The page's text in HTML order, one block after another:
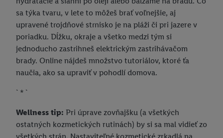
sa týka tvaru, v lete to môžeš brať voľnejšie, aj
upravené trojdňové strnisko je na pláži či pri jazere v
poriadku. Dĺžku, okraje a všetko medzi tým si
jednoducho zastrihneš elektrickým zastrihávačom
brady. Online nájdeš množstvo tutoriálov, ktoré ťa
naučia, ako sa upraviť v pohodlí domova.
` * `
Wellness tip: Pri úprave zovňajšku (a všetkých
ostatných kozmetických rutinách) by si sa mal vidieť zo